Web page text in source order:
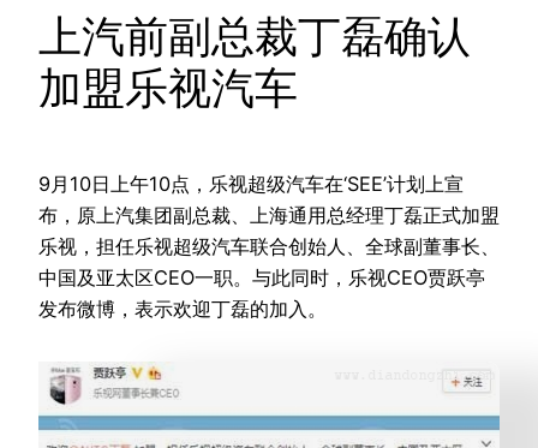
上汽前副总裁丁磊确认
加盟乐视汽车
9月10日上午10点，乐视超级汽车在‘SEE’计划上宣
布，原上汽集团副总裁、上海通用总经理丁磊正式加盟
乐视，担任乐视超级汽车联合创始人、全球副董事长、
中国及亚太区CEO一职。与此同时，乐视CEO贾跃亭
发布微博，表示欢迎丁磊的加入。